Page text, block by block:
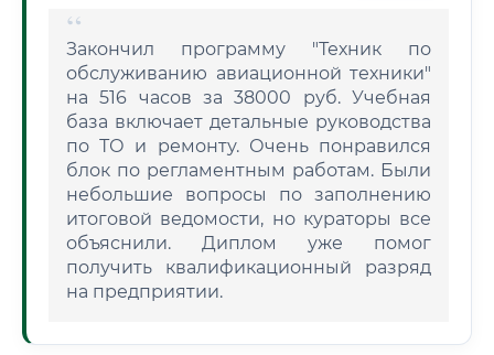
Закончил программу "Техник по
обслуживанию авиационной техники"
на 516 часов за 38000 руб. Учебная
база включает детальные руководства
по ТО и ремонту. Очень понравился
блок по регламентным работам. Были
небольшие вопросы по заполнению
итоговой ведомости, но кураторы все
объяснили. Диплом уже помог
получить квалификационный разряд
на предприятии.